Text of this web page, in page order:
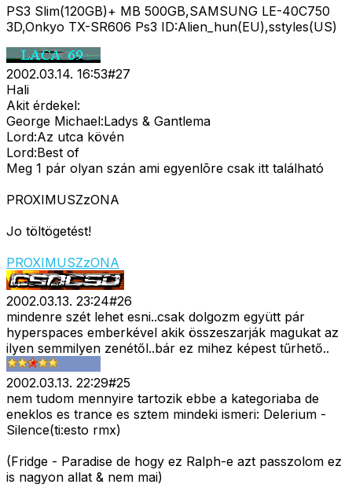
PS3 Slim(120GB)+ MB 500GB,SAMSUNG LE-40C750
3D,Onkyo TX-SR606 Ps3 ID:Alien_hun(EU),sstyles(US)
2002.03.14. 16:53#27
Hali
Akit érdekel:
George Michael:Ladys & Gantlema
Lord:Az utca kövén
Lord:Best of
Meg 1 pár olyan szán ami egyenlõre csak itt található
PROXIMUSZzONA
Jo töltögetést!
PROXIMUSZzONA
2002.03.13. 23:24#26
mindenre szét lehet esni..csak dolgozm együtt pár
hyperspaces emberkével akik összeszarják magukat az
ilyen semmilyen zenétől..bár ez mihez képest tűrhető..
2002.03.13. 22:29#25
nem tudom mennyire tartozik ebbe a kategoriaba de
eneklos es trance es sztem mindeki ismeri: Delerium -
Silence(ti:esto rmx)
(Fridge - Paradise de hogy ez Ralph-e azt passzolom ez
is nagyon allat & nem mai)